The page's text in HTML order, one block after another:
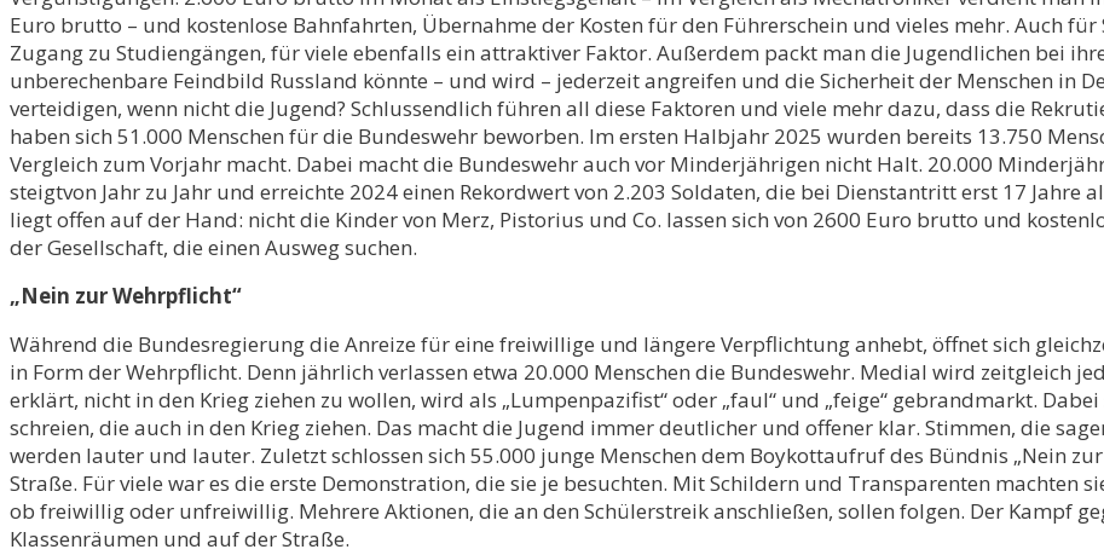
Euro brutto – und kostenlose Bahnfahrten, Übernahme der Kosten für den Führerschein und vieles mehr. Auch
Zugang zu Studiengängen, für viele ebenfalls ein attraktiver Faktor. Außerdem packt man die Jugendlichen bei
unberechenbare Feindbild Russland könnte – und wird – jederzeit angreifen und die Sicherheit der Menschen in
verteidigen, wenn nicht die Jugend? Schlussendlich führen all diese Faktoren und viele mehr dazu, dass die
haben sich 51.000 Menschen für die Bundeswehr beworben. Im ersten Halbjahr 2025 wurden bereits 13.750
Vergleich zum Vorjahr macht. Dabei macht die Bundeswehr auch vor Minderjährigen nicht Halt. 20.000
steigtvon Jahr zu Jahr und erreichte 2024 einen Rekordwert von 2.203 Soldaten, die bei Dienstantritt erst 17 Jahre
liegt offen auf der Hand: nicht die Kinder von Merz, Pistorius und Co. lassen sich von 2600 Euro brutto und
der Gesellschaft, die einen Ausweg suchen.
„Nein zur Wehrpflicht“
Während die Bundesregierung die Anreize für eine freiwillige und längere Verpflichtung anhebt, öffnet sich
in Form der Wehrpflicht. Denn jährlich verlassen etwa 20.000 Menschen die Bundeswehr. Medial wird zeitgleich
erklärt, nicht in den Krieg ziehen zu wollen, wird als „Lumpenpazifist“ oder „faul“ und „feige“ gebrandmarkt.
schreien, die auch in den Krieg ziehen. Das macht die Jugend immer deutlicher und offener klar. Stimmen, die
werden lauter und lauter. Zuletzt schlossen sich 55.000 junge Menschen dem Boykottaufruf des Bündnis „Nein
Straße. Für viele war es die erste Demonstration, die sie je besuchten. Mit Schildern und Transparenten machten
ob freiwillig oder unfreiwillig. Mehrere Aktionen, die an den Schülerstreik anschließen, sollen folgen. Der Kampf
Klassenräumen und auf der Straße.